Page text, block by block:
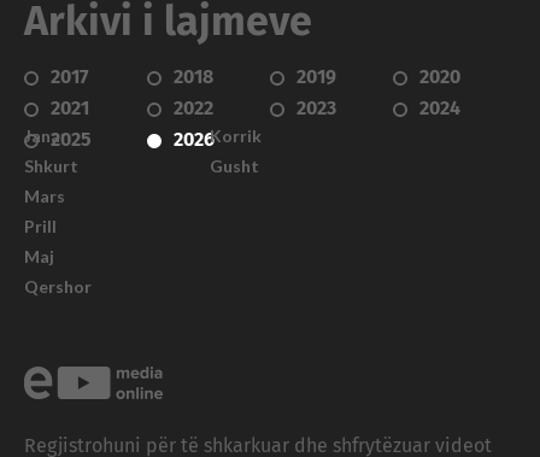
Arkivi i lajmeve
2017 2018 2019
2020
2021
2022 2023
2024
2025
2026
Janar
Shkurt
Mars
Prill
Maj
Qershor
Korrik
Gusht
Regjistrohuni për të shkarkuar dhe shfrytëzuar videot